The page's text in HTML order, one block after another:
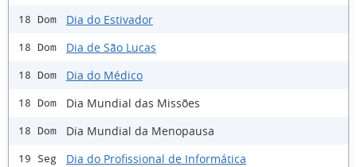
18 Dom Dia do Estivador
18 Dom Dia de São Lucas
18 Dom Dia do Médico
18 Dom Dia Mundial das Missões
18 Dom Dia Mundial da Menopausa
19 Seg Dia do Profissional de Informática